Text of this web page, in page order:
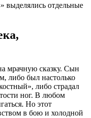
выделялись отдельные
мрачную сказку. Сын
либо был настолько
либо страдал
ног. В любом
Но этот
в бою и холодной